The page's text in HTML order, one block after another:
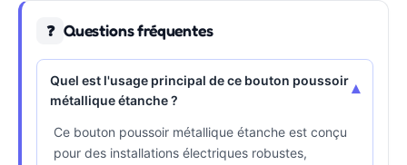
❓ Questions fréquentes
Quel est l'usage principal de ce bouton poussoir
métallique étanche ?
▾
Ce bouton poussoir métallique étanche est conçu
pour des installations électriques robustes,